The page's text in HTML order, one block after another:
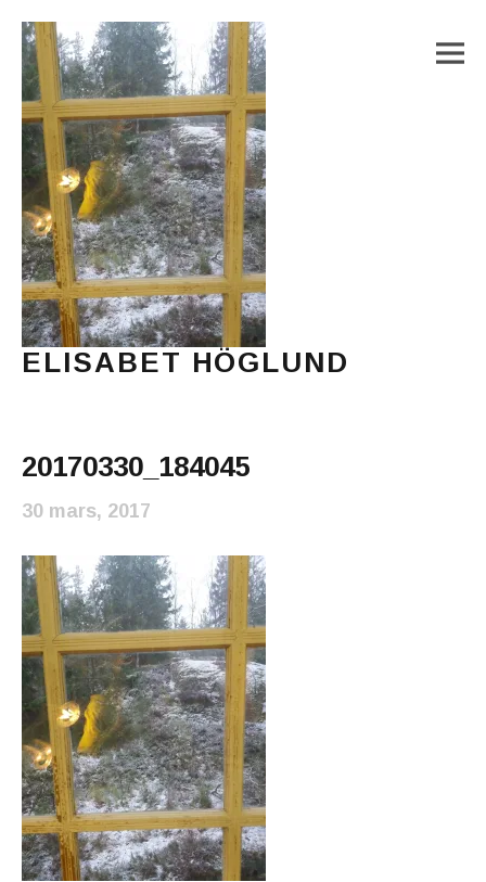
ELISABET HÖGLUND
20170330_184045
30 mars, 2017